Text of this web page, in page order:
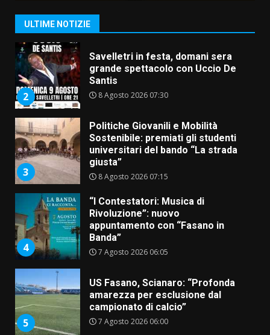
ULTIME NOTIZIE
1
2
Savelletri in festa, domani sera
grande spettacolo con Uccio De
Santis
8 Agosto 2026 07:30
3
Politiche Giovanili e Mobilità
Sostenibile: premiati gli studenti
universitari del bando “La strada
giusta”
8 Agosto 2026 07:15
4
“I Contestatori: Musica di
Rivoluzione”: nuovo
appuntamento con “Fasano in
Banda”
7 Agosto 2026 06:05
5
US Fasano, Scianaro: “Profonda
amarezza per esclusione dal
campionato di calcio”
7 Agosto 2026 06:00